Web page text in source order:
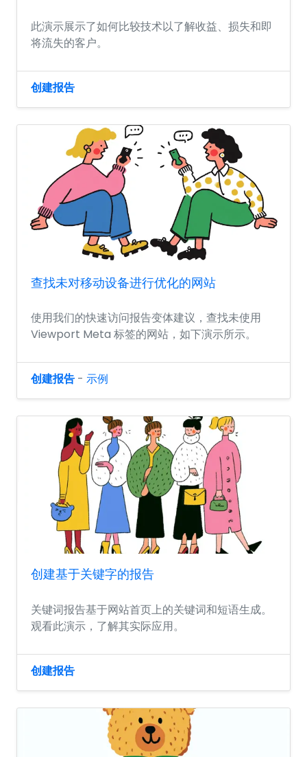
此演示展示了如何比较技术以了解收益、损失和即
将流失的客户。
创建报告
查找未对移动设备进行优化的网站
使用我们的快速访问报告变体建议，查找未使用
Viewport Meta 标签的网站，如下演示所示。
创建报告 - 示例
创建基于关键字的报告
关键词报告基于网站首页上的关键词和短语生成。
观看此演示，了解其实际应用。
创建报告